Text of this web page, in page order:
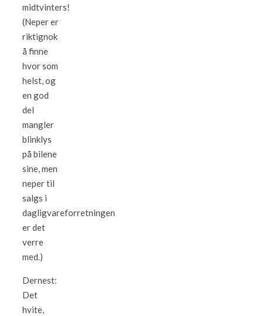
midtvinters!
(Neper er
riktignok
å finne
hvor som
helst, og
en god
del
mangler
blinklys
på bilene
sine, men
neper til
salgs i
dagligvareforretningen
er det
verre
med.)
Dernest:
Det
hvite,